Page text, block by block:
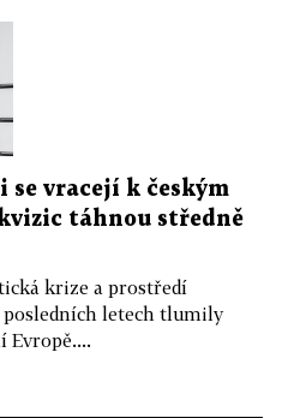
vracejí k českým
táhnou středně
krize a prostředí
posledních letech tlumily
Evropě....